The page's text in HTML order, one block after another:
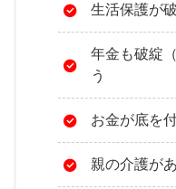
生活保護が
年金も破綻
う
お金が底を
親の介護が